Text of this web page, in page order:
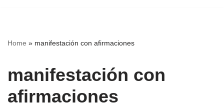
Home » manifestación con afirmaciones
manifestación con
afirmaciones